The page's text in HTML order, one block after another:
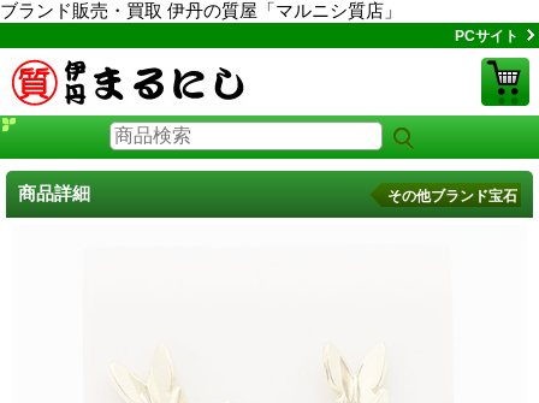
ブランド販売・買取 伊丹の質屋「マルニシ質店」
PCサイト
商品詳細 その他ブランド宝石